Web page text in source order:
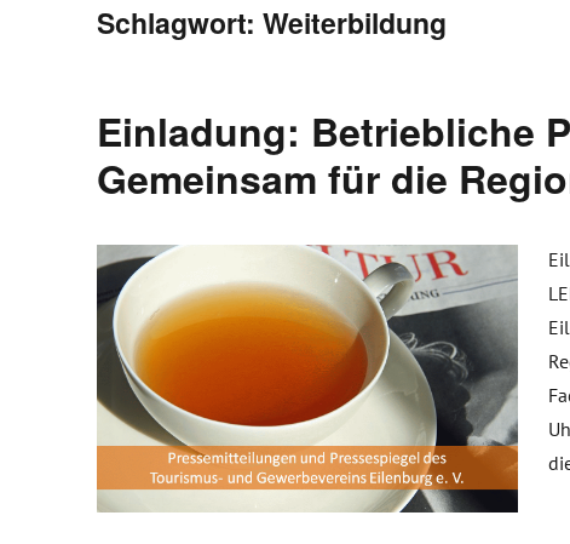
Schlagwort:Weiterbildung
Einladung: Betriebliche
Gemeinsam für die